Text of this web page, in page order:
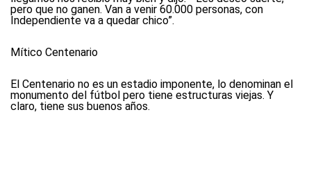
pero que no ganen. Van a venir 60.000 personas, con
Independiente va a quedar chico”.
Mítico Centenario
El Centenario no es un estadio imponente, lo denominan el
monumento del fútbol pero tiene estructuras viejas. Y
claro, tiene sus buenos años.